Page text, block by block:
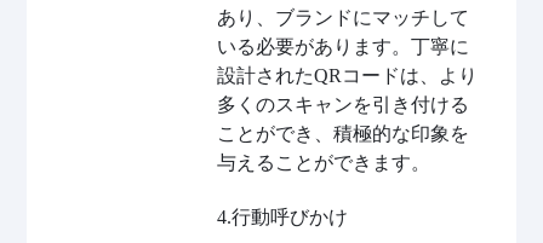
あり、ブランドにマッチして
いる必要があります。丁寧に
設計されたQRコードは、より
多くのスキャンを引き付ける
ことができ、積極的な印象を
与えることができます。
4.行動呼びかけ